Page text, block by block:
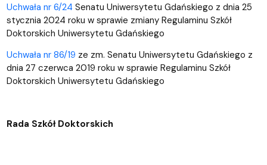
Uchwała nr 6/24 Senatu Uniwersytetu Gdańskiego z dnia 25
stycznia 2024 roku w sprawie zmiany Regulaminu Szkół
Doktorskich Uniwersytetu Gdańskiego
Uchwała nr 86/19 ze zm. Senatu Uniwersytetu Gdańskiego z
dnia 27 czerwca 2019 roku w sprawie Regulaminu Szkół
Doktorskich Uniwersytetu Gdańskiego
Rada Szkół Doktorskich